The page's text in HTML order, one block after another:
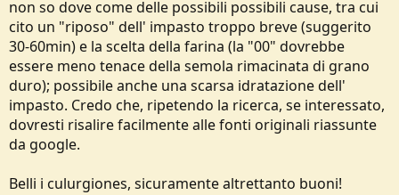
non so dove come delle possibili possibili cause, tra cui
cito un "riposo" dell' impasto troppo breve (suggerito
30-60min) e la scelta della farina (la "00" dovrebbe
essere meno tenace della semola rimacinata di grano
duro); possibile anche una scarsa idratazione dell'
impasto. Credo che, ripetendo la ricerca, se interessato,
dovresti risalire facilmente alle fonti originali riassunte
da google.
Belli i culurgiones, sicuramente altrettanto buoni!